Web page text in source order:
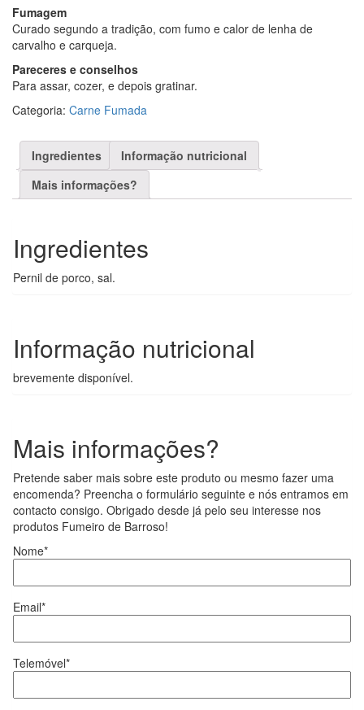
Fumagem
Curado segundo a tradição, com fumo e calor de lenha de
carvalho e carqueja.
Pareceres e conselhos
Para assar, cozer, e depois gratinar.
Categoria: Carne Fumada
Ingredientes
Informação nutricional
Mais informações?
Ingredientes
Pernil de porco, sal.
Informação nutricional
brevemente disponível.
Mais informações?
Pretende saber mais sobre este produto ou mesmo fazer uma
encomenda? Preencha o formulário seguinte e nós entramos em
contacto consigo. Obrigado desde já pelo seu interesse nos
produtos Fumeiro de Barroso!
Nome*
Email*
Telemóvel*